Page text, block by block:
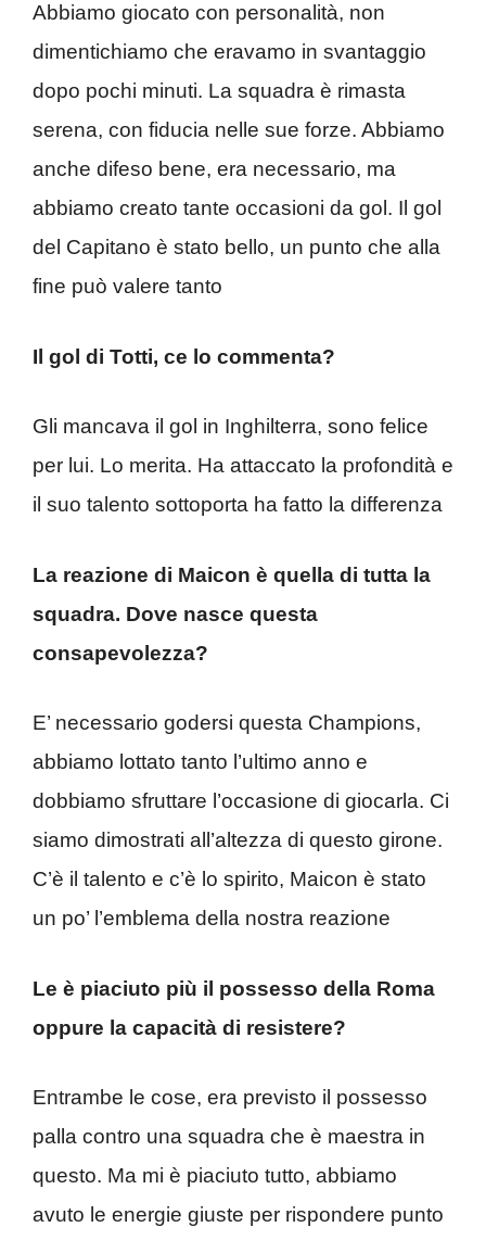
Abbiamo giocato con personalità, non
dimentichiamo che eravamo in svantaggio
dopo pochi minuti. La squadra è rimasta
serena, con fiducia nelle sue forze. Abbiamo
anche difeso bene, era necessario, ma
abbiamo creato tante occasioni da gol. Il gol
del Capitano è stato bello, un punto che alla
fine può valere tanto
Il gol di Totti, ce lo commenta?
Gli mancava il gol in Inghilterra, sono felice
per lui. Lo merita. Ha attaccato la profondità e
il suo talento sottoporta ha fatto la differenza
La reazione di Maicon è quella di tutta la
squadra. Dove nasce questa
consapevolezza?
E’ necessario godersi questa Champions,
abbiamo lottato tanto l’ultimo anno e
dobbiamo sfruttare l’occasione di giocarla. Ci
siamo dimostrati all’altezza di questo girone.
C’è il talento e c’è lo spirito, Maicon è stato
un po’ l’emblema della nostra reazione
Le è piaciuto più il possesso della Roma
oppure la capacità di resistere?
Entrambe le cose, era previsto il possesso
palla contro una squadra che è maestra in
questo. Ma mi è piaciuto tutto, abbiamo
avuto le energie giuste per rispondere punto